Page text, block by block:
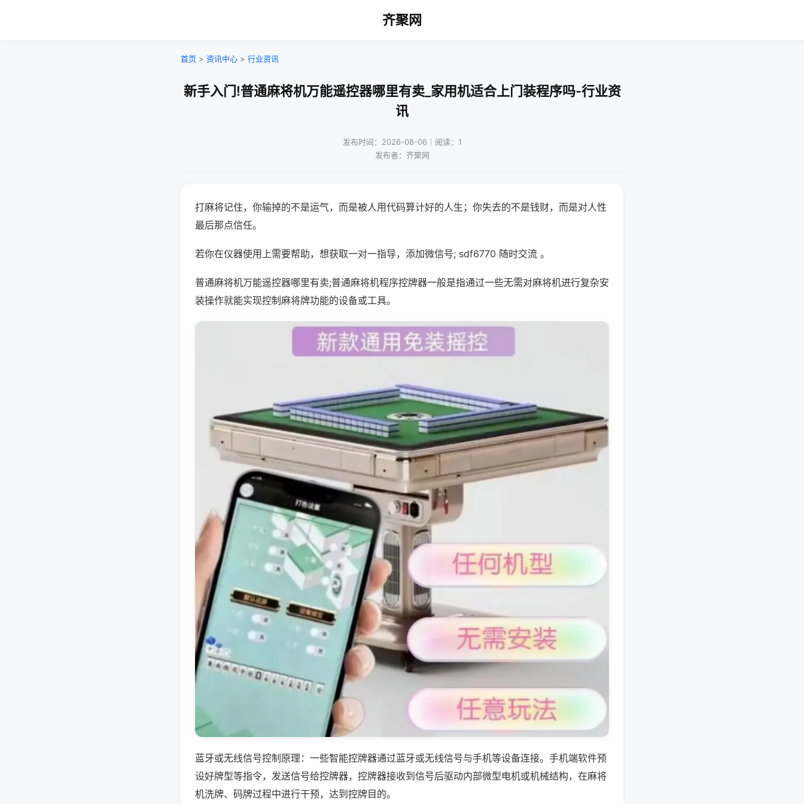
齐聚网
首页 > 资讯中心 > 行业资讯
新手入门!普通麻将机万能遥控器哪里有卖_家用机适合上门装程序吗-行业资
讯
发布时间：2026-08-06｜阅读：1
发布者：齐聚网
打麻将记住，你输掉的不是运气，而是被人用代码算计好的人生；你失去的不是钱财，而是对人性
最后那点信任。
若你在仪器使用上需要帮助，想获取一对一指导，添加微信号; sdf6770 随时交流 。
普通麻将机万能遥控器哪里有卖;普通麻将机程序控牌器一般是指通过一些无需对麻将机进行复杂安
装操作就能实现控制麻将牌功能的设备或工具。
蓝牙或无线信号控制原理：一些智能控牌器通过蓝牙或无线信号与手机等设备连接。手机端软件预
设好牌型等指令，发送信号给控牌器，控牌器接收到信号后驱动内部微型电机或机械结构，在麻将
机洗牌、码牌过程中进行干预，达到控牌目的。